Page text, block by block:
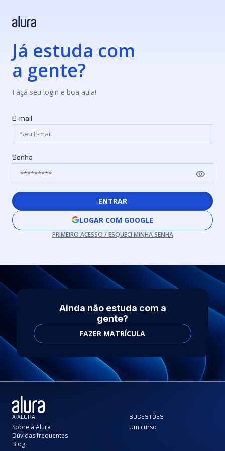
Já estuda com
a gente?
Faça seu login e boa aula!
E-mail
Senha
ENTRAR
LOGAR COM GOOGLE
PRIMEIRO ACESSO / ESQUECI MINHA SENHA
Ainda não estuda com a
gente?
FAZER MATRÍCULA
A ALURA
Sobre a Alura
Dúvidas frequentes
Blog
SUGESTÕES
Um curso